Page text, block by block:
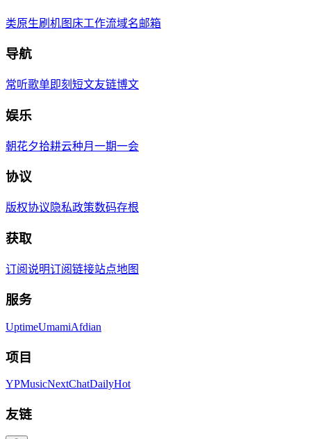
类原生刷机图床工作流域名邮箱
导航
常听歌单即刻短文友链博文
娱乐
朝花夕拾耕云种月 一期一会
协议
版权协议 隐私政策数码存根
获取
订阅说明订阅链接站点地图
服务
UptimeUmamiAfdian
项目
YPMusicNextChatDailyHot
友链